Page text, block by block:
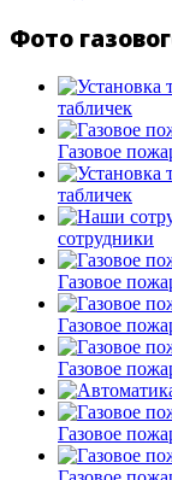
Фото
табличек
Газовое
табличек
сотрудники
Газовое
Газовое
Газовое
Газовое